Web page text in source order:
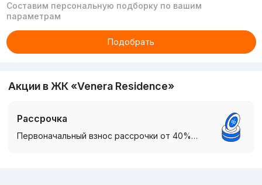
Составим персональную подборку по вашим
параметрам
Подобрать
Акции в ЖК «Venera Residence»
Рассрочка
Первоначальный взнос рассрочки от 40%…